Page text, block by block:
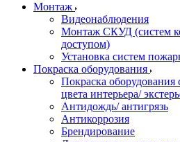
Монтаж
Видеонаблюдения
Монтаж СКУД (систем
доступом)
Установка систем
Покраска оборудования
Покраска оборудования
цвета интерьера/
Антидождь/ антигрязь
Антикоррозия
Брендирование